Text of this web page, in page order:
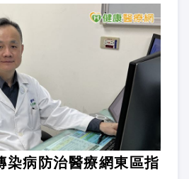
病防治醫療網東區指